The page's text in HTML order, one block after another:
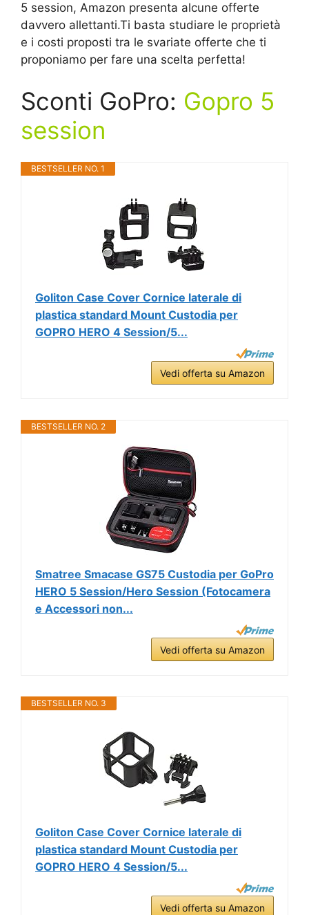
5 session, Amazon presenta alcune offerte
davvero allettanti.Ti basta studiare le proprietà
e i costi proposti tra le svariate offerte che ti
proponiamo per fare una scelta perfetta!
Sconti GoPro: Gopro 5
session
BESTSELLER NO. 1
Goliton Case Cover Cornice laterale di
plastica standard Mount Custodia per
GOPRO HERO 4 Session/5...
Vedi offerta su Amazon
BESTSELLER NO. 2
Smatree Smacase GS75 Custodia per GoPro
HERO 5 Session/Hero Session (Fotocamera
e Accessori non...
Vedi offerta su Amazon
BESTSELLER NO. 3
Goliton Case Cover Cornice laterale di
plastica standard Mount Custodia per
GOPRO HERO 4 Session/5...
Vedi offerta su Amazon